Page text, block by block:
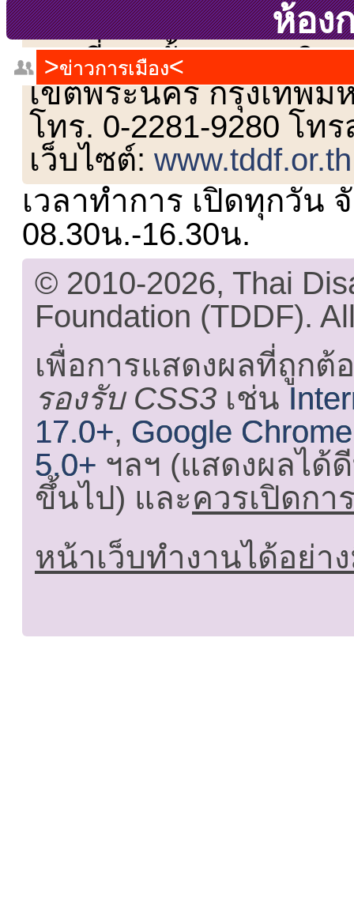
ห้อง
ข่าวการเมือง
เลขที่ 23 ชั้น 2 ถนนวิ
เขตพระนคร กรุงเทพม
โทร. 0-2281-9280 โท
เว็บไซต์:www.tddf.or.th
เวลาทำการ เปิดทุกวัน
08.30น.-16.30น.
© 2010-2026, Thai
Foundation (TDDF).
เพื่อการแสดงผลที่ถูกต้
รองรับ CSS3 เช่น
17.0+, Google
5.0+ ฯลฯ (แสดงผลได้
ขึ้นไป) และควรเปิดกา
หน้าเว็บทำงานได้อย่า